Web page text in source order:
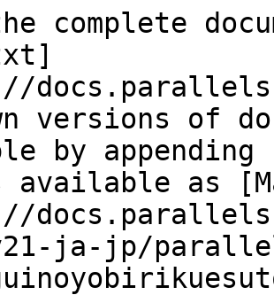
complete
versions of
by
available as
ja-jp/